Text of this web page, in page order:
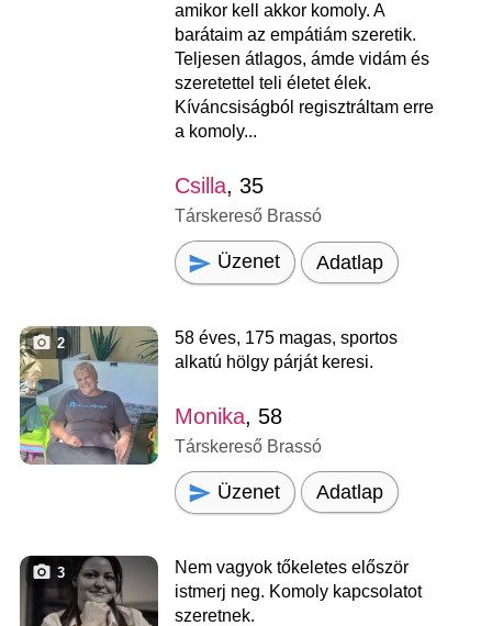
amikor kell akkor komoly. A
barátaim az empátiám szeretik.
Teljesen átlagos, ámde vidám és
szeretettel teli életet élek.
Kíváncsiságból regisztráltam erre
a komoly...
Csilla, 35
Társkereső Brassó
Üzenet Adatlap
2
58 éves, 175 magas, sportos
alkatú hölgy párját keresi.
Monika, 58
Társkereső Brassó
Üzenet Adatlap
3
Nem vagyok tőkeletes először
istmerj neg. Komoly kapcsolatot
szeretnek.